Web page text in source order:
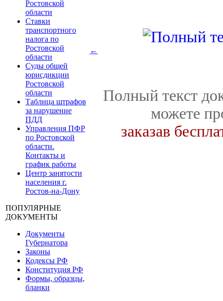
Ростовской
области
Ставки
транспортного
налога по
Ростовской
области
Суды общей
юрисдикции
Ростовской
области
Таблица штрафов
за нарушение
ПДД
Управления ПФР
по Ростовской
области.
Контакты и
график работы
Центр занятости
населения г.
Ростов-на-Дону
ПОПУЛЯРНЫЕ
ДОКУМЕНТЫ
Документы
Губернатора
Законы
Кодексы РФ
Конституция РФ
Формы, образцы,
бланки
←
Полный текст
можете
заказав